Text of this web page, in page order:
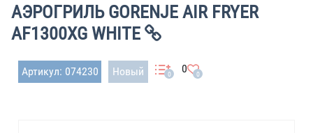
АЭРОГРИЛЬ GORENJE AIR FRYER
AF1300XG WHITE
Артикул: 074230 Новый 0 0 0